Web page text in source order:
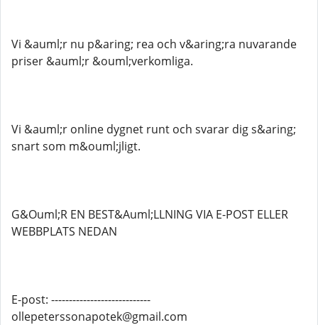
Vi &auml;r nu p&aring; rea och v&aring;ra nuvarande
priser &auml;r &ouml;verkomliga.
Vi &auml;r online dygnet runt och svarar dig s&aring;
snart som m&ouml;jligt.
G&Ouml;R EN BEST&Auml;LLNING VIA E-POST ELLER
WEBBPLATS NEDAN
E-post: ----------------------------
ollepeterssonapotek@gmail.com